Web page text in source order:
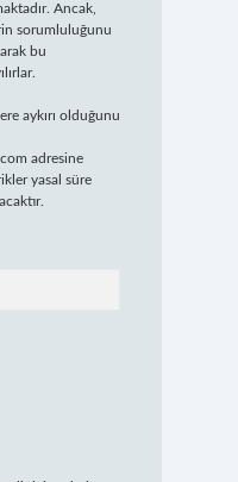
Ancak,
sorumluluğunu
bu
aykırı olduğunu
adresine
yasal süre